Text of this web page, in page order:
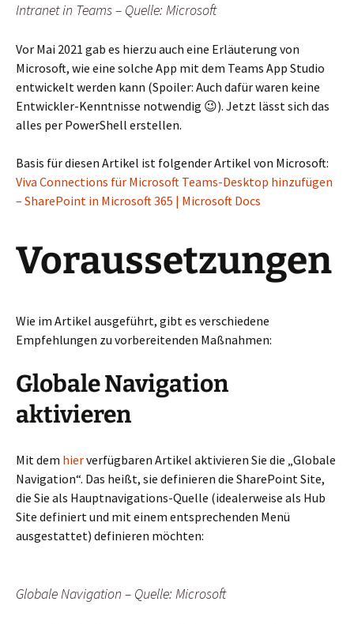
Intranet in Teams – Quelle: Microsoft
Vor Mai 2021 gab es hierzu auch eine Erläuterung von
Microsoft, wie eine solche App mit dem Teams App Studio
entwickelt werden kann (Spoiler: Auch dafür waren keine
Entwickler-Kenntnisse notwendig 😉). Jetzt lässt sich das
alles per PowerShell erstellen.
Basis für diesen Artikel ist folgender Artikel von Microsoft:
Viva Connections für Microsoft Teams-Desktop hinzufügen
– SharePoint in Microsoft 365 | Microsoft Docs
Voraussetzungen
Wie im Artikel ausgeführt, gibt es verschiedene
Empfehlungen zu vorbereitenden Maßnahmen:
Globale Navigation
aktivieren
Mit dem hierverfügbaren Artikel aktivieren Sie die „Globale
Navigation“. Das heißt, sie definieren die SharePoint Site,
die Sie als Hauptnavigations-Quelle (idealerweise als Hub
Site definiert und mit einem entsprechenden Menü
ausgestattet) definieren möchten:
Globale Navigation – Quelle: Microsoft